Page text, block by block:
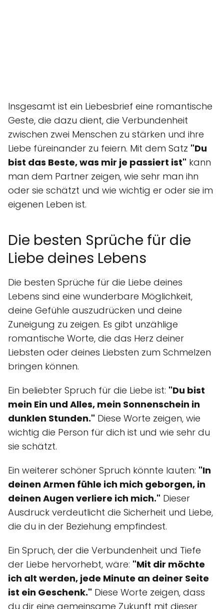
Insgesamt ist ein Liebesbrief eine romantische
Geste, die dazu dient, die Verbundenheit
zwischen zwei Menschen zu stärken und ihre
Liebe füreinander zu feiern. Mit dem Satz "Du
bist das Beste, was mir je passiert ist" kann
man dem Partner zeigen, wie sehr man ihn
oder sie schätzt und wie wichtig er oder sie im
eigenen Leben ist.
Die besten Sprüche für die
Liebe deines Lebens
Die besten Sprüche für die Liebe deines
Lebens sind eine wunderbare Möglichkeit,
deine Gefühle auszudrücken und deine
Zuneigung zu zeigen. Es gibt unzählige
romantische Worte, die das Herz deiner
Liebsten oder deines Liebsten zum Schmelzen
bringen können.
Ein beliebter Spruch für die Liebe ist: "Du bist
mein Ein und Alles, mein Sonnenschein in
dunklen Stunden." Diese Worte zeigen, wie
wichtig die Person für dich ist und wie sehr du
sie schätzt.
Ein weiterer schöner Spruch könnte lauten: "In
deinen Armen fühle ich mich geborgen, in
deinen Augen verliere ich mich." Dieser
Ausdruck verdeutlicht die Sicherheit und Liebe,
die du in der Beziehung empfindest.
Ein Spruch, der die Verbundenheit und Tiefe
der Liebe hervorhebt, wäre: "Mit dir möchte
ich alt werden, jede Minute an deiner Seite
ist ein Geschenk." Diese Worte zeigen, dass
du dir eine gemeinsame Zukunft mit dieser